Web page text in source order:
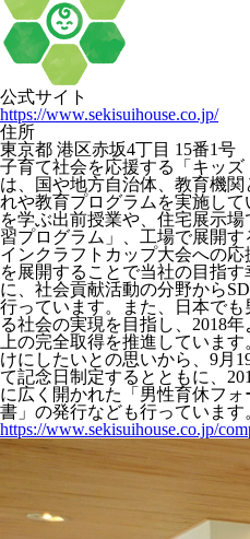
公式サイト
https://www.sekisuihouse.co.jp/
住所
東京都 港区赤坂4丁目 15番1
子育て社会を応援する「キッ
は、国や地方自治体、教育機
れや教育プログラムを実施し
を学ぶ出前授業や、住宅展示
習プログラム」、工場で展開
インクラフトカップ大会への応
を展開することで当社の目指
に、社会貢献活動の分野から
行っています。また、日本で
る社会の実現を目指し、2018
上の完全取得を推進していま
けにしたいとの思いから、9月
て記念日制定するとともに、
に広く開かれた「男性育休フ
書」の発行なども行っています
https://www.sekisuihouse.co.jp/